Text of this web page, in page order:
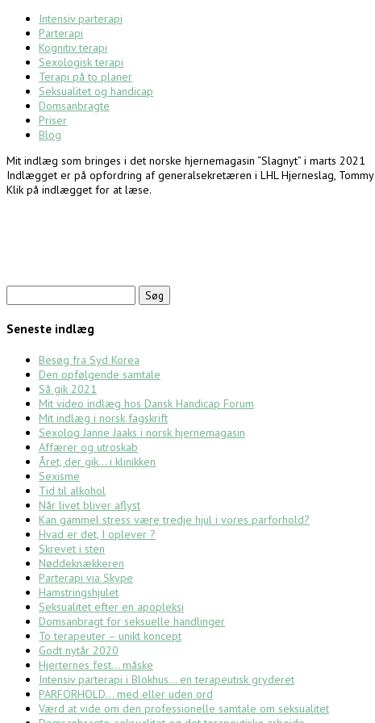
Intensiv parterapi
Parterapi
Kognitiv terapi
Sexologisk terapi
Terapi på to planer
Seksualitet og handicap
Domsanbragte
Priser
Blog
Mit indlæg som bringes i det norske hjernemagasin “Slagnyt” i marts 2021
Indlægget er på opfordring af generalsekretæren i LHL Hjerneslag, Tommy
Klik på indlægget for at læse.
efter:
Seneste indlæg
Besøg fra Syd Korea
Den opfølgende samtale
Så gik 2021
Mit video indlæg hos Dansk Handicap Forum
Mit indlæg i norsk fagskrift
Sexolog Janne Jaaks i norsk hjernemagasin
Affærer og utroskab
Året, der gik… i klinikken
Sexisme
Tid til alkohol
Når livet bliver aflyst
Kan gammel stress være tredje hjul i vores parforhold?
Hvad er det, I oplever ?
Skrevet i sten
Nøddeknækkeren
Parterapi via Skype
Hamstringshjulet
Seksualitet efter en apopleksi
Domsanbragt for seksuelle handlinger
To terapeuter – unikt koncept
Godt nytår 2020
Hjerternes fest… måske
Intensiv parterapi i Blokhus… en terapeutisk gryderet
PARFORHOLD… med eller uden ord
Værd at vide om den professionelle samtale om seksualitet